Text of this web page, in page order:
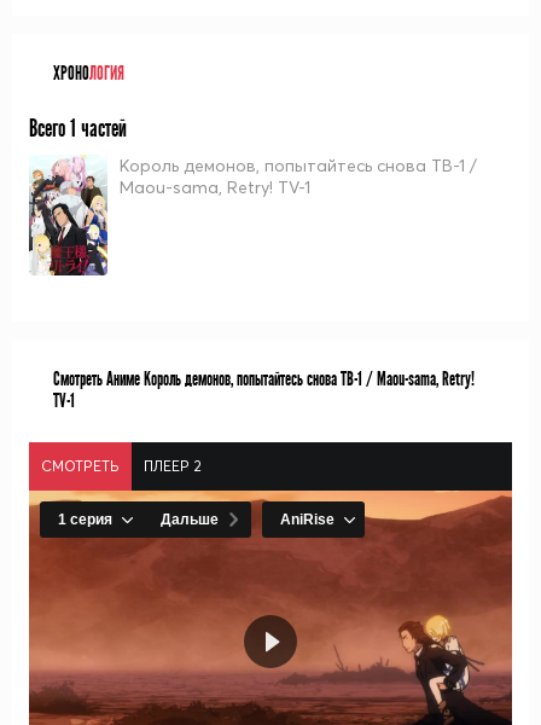
ХРОНОЛОГИЯ
Всего 1 частей
Король демонов, попытайтесь снова ТВ-1 /
Maou-sama, Retry! TV-1
Смотреть Аниме Король демонов, попытайтесь снова ТВ-1 / Maou-sama, Retry!
TV-1
СМОТРЕТЬ ПЛЕЕР 2